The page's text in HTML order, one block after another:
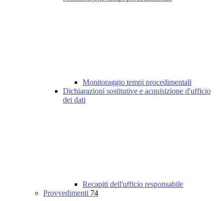
Monitoraggio tempi procedimentali
Dichiarazioni sostitutive e acquisizione d'ufficio
dei dati
Recapiti dell'ufficio responsabile
Provvedimenti 74